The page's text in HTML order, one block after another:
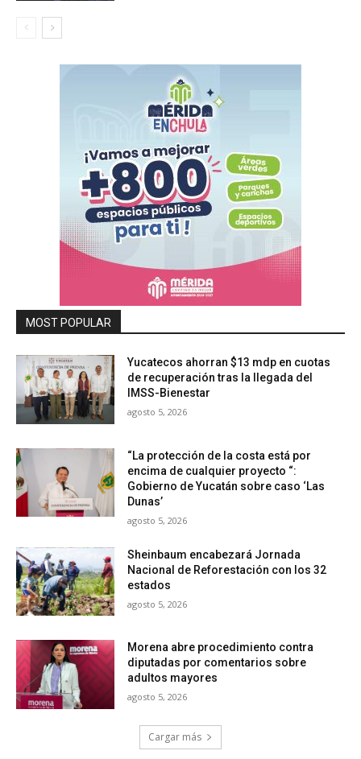
MOST POPULAR
Yucatecos ahorran $13 mdp en cuotas
de recuperación tras la llegada del
IMSS-Bienestar
agosto 5, 2026
“La protección de la costa está por
encima de cualquier proyecto “:
Gobierno de Yucatán sobre caso ‘Las
Dunas’
agosto 5, 2026
Sheinbaum encabezará Jornada
Nacional de Reforestación con los 32
estados
agosto 5, 2026
Morena abre procedimiento contra
diputadas por comentarios sobre
adultos mayores
agosto 5, 2026
Cargar más